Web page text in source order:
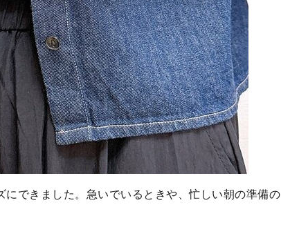
できました。急いでいるときや、忙しい朝の準備の